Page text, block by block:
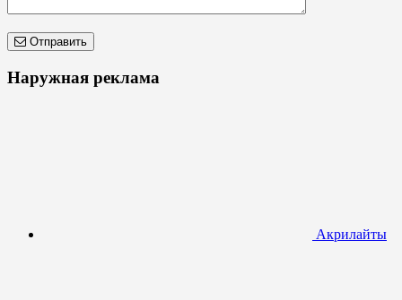
Отправить
Наружная реклама
Акрилайты